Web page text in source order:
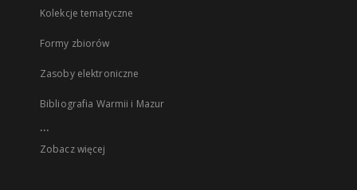
Kolekcje tematyczne
Formy zbiorów
Zasoby elektroniczne
Bibliografia Warmii i Mazur
...
Zobacz więcej